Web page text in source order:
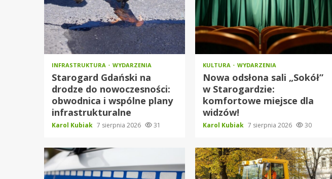
INFRASTRUKTURA WYDARZENIA
Starogard Gdański na
drodze do nowoczesności:
obwodnica i wspólne plany
infrastrukturalne
Karol Kubiak 7 sierpnia 2026 31
KULTURA WYDARZENIA
Nowa odsłona sali „Sokół”
w Starogardzie:
komfortowe miejsce dla
widzów!
Karol Kubiak 7 sierpnia 2026 30